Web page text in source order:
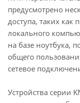
предусмотрено
доступа, таких
локального
на базе ноутбука,
общего
сетевое
Устройства серии